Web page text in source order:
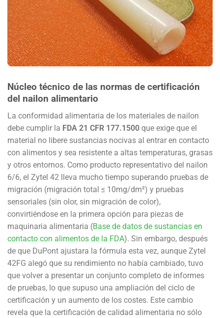
Núcleo técnico de las normas de certificación
del nailon alimentario
La conformidad alimentaria de los materiales de nailon
debe cumplir la FDA 21 CFR 177.1500 que exige que el
material no libere sustancias nocivas al entrar en contacto
con alimentos y sea resistente a altas temperaturas, grasas
y otros entornos. Como producto representativo del nailon
6/6, el Zytel 42 lleva mucho tiempo superando pruebas de
migración (migración total ≤ 10mg/dm²) y pruebas
sensoriales (sin olor, sin migración de color),
convirtiéndose en la primera opción para piezas de
maquinaria alimentaria (Base de datos de sustancias en
contacto con alimentos de la FDA). Sin embargo, después
de que DuPont ajustara la fórmula esta vez, aunque Zytel
42FG alegó que su rendimiento no había cambiado, tuvo
que volver a presentar un conjunto completo de informes
de pruebas, lo que supuso una ampliación del ciclo de
certificación y un aumento de los costes. Este cambio
revela que la certificación de calidad alimentaria no sólo